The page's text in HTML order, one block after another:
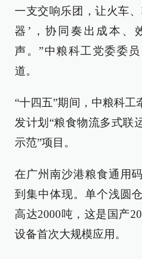
一支交响乐团，让火车
器’，协同奏出成本、
声。”中粮科工党委委
道。
“十四五”期间，中粮科
发计划“粮食物流多式联
示范”项目。
在广州南沙港粮食通用
到集中体现。单个浅圆
高达2000吨，这是国产
设备首次大规模应用。